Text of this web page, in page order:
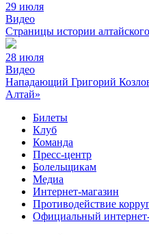
29 июля
Видео
Страницы истории
28 июля
Видео
Нападающий Григорий
Алтай»
Билеты
Клуб
Команда
Пресс-центр
Болельщикам
Медиа
Интернет-магазин
Противодействие
Официальный